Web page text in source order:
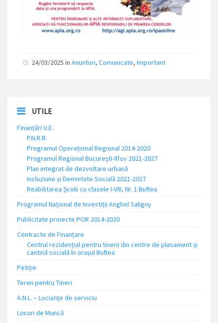
24/03/2025 in Anunturi, Comunicate, Important
UTILE
Finanțări U.E.
P.N.R.R.
Programul Operațional Regional 2014-2020
Programul Regional București-Ilfov 2021-2027
Plan integrat de dezvoltare urbană
Incluziune și Demnitate Socială 2021-2027
Reabilitarea Școlii cu clasele I-VIII, Nr. 1 Buftea
Programul Național de Investiții Anghel Saligny
Publicitate proiecte POR 2014-2020
Contracte de Finanțare
Centrul rezidențial pentru tinerii din centre de plasament și
cantină socială în orașul Buftea
Petiție
Teren pentru Tineri
A.N.L. – Locuinţe de serviciu
Locuri de Muncă